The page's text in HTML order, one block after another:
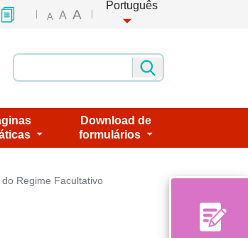
A A A
Português
Download de
formulários
Regime Facultativo